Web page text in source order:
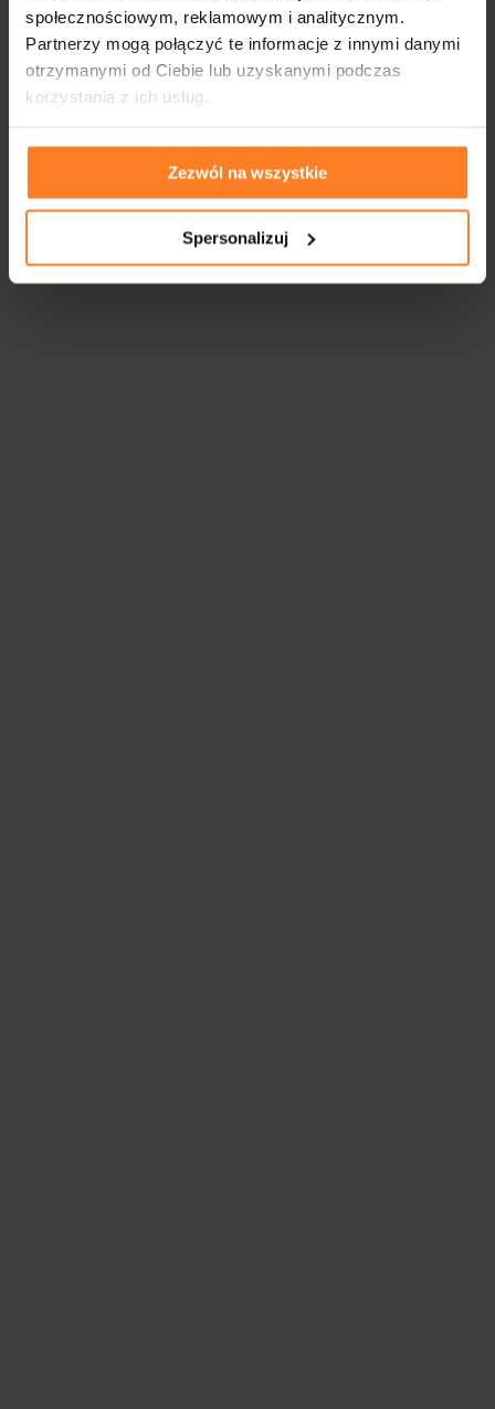
społecznościowym, reklamowym i analitycznym.
Partnerzy mogą połączyć te informacje z innymi danymi
otrzymanymi od Ciebie lub uzyskanymi podczas
korzystania z ich usług.
Zezwól na wszystkie
Spersonalizuj